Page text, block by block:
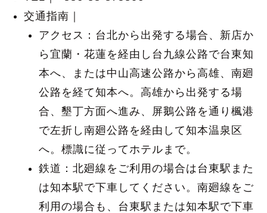
交通指南｜
アクセス：台北から出発する場合、新店か
ら宜蘭・花蓮を経由し台九線公路で台東知
本へ、または中山高速公路から高雄、南廻
公路を経て知本へ。高雄から出発する場
合、墾丁方面へ進み、屏鵝公路を通り楓港
で左折し南廻公路を経由して知本温泉区
へ。標識に従ってホテルまで。
鉄道：北廻線をご利用の場合は台東駅また
は知本駅で下車してください。南廻線をご
利用の場合も、台東駅または知本駅で下車